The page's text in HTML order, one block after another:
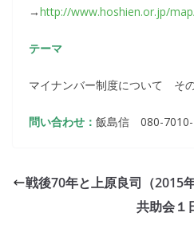
→http://www.hoshien.or.jp/
テーマ
マイナンバー制度について そ
問い合わせ： 飯島信 080-7010-
戦後70年と上原良司（2015
共助会１